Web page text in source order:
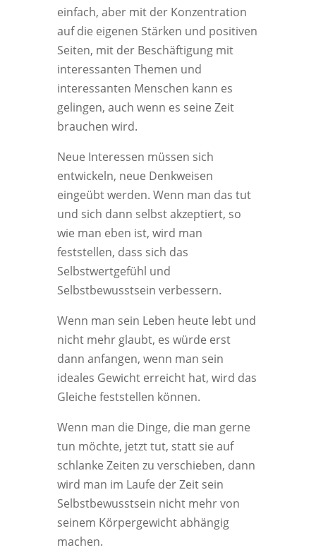
einfach, aber mit der Konzentration
auf die eigenen Stärken und positiven
Seiten, mit der Beschäftigung mit
interessanten Themen und
interessanten Menschen kann es
gelingen, auch wenn es seine Zeit
brauchen wird.
Neue Interessen müssen sich
entwickeln, neue Denkweisen
eingeübt werden. Wenn man das tut
und sich dann selbst akzeptiert, so
wie man eben ist, wird man
feststellen, dass sich das
Selbstwertgefühl und
Selbstbewusstsein verbessern.
Wenn man sein Leben heute lebt und
nicht mehr glaubt, es würde erst
dann anfangen, wenn man sein
ideales Gewicht erreicht hat, wird das
Gleiche feststellen können.
Wenn man die Dinge, die man gerne
tun möchte, jetzt tut, statt sie auf
schlanke Zeiten zu verschieben, dann
wird man im Laufe der Zeit sein
Selbstbewusstsein nicht mehr von
seinem Körpergewicht abhängig
machen.